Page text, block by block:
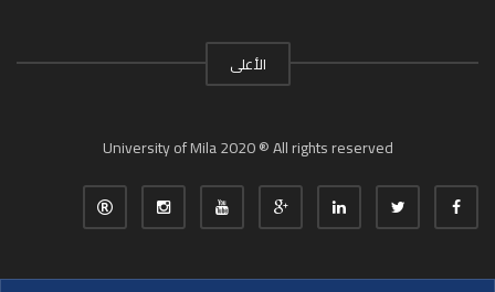
الأعلى
University of Mila 2020 ® All rights reserved